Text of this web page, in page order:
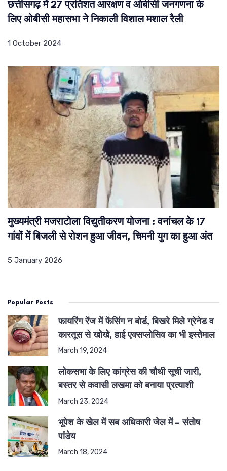
छत्तीसगढ़ में 27 प्रतिशत आरक्षण व ओबीसी जनगणना के
लिए ओबीसी महासभा ने निकाली विशाल मशाल रैली
1 October 2024
मुख्यमंत्री मजराटोला विद्युतीकरण योजना : वनांचल के 17
गांवों में बिजली से रोशन हुआ जीवन, चिमनी युग का हुआ अंत
5 January 2026
Popular Posts
फायरिंग रेंज में फेंसिंग न बोर्ड, बिखरे मिले ग्रेनेड व
कारतूस से खोखे, हाई एक्सप्लोसिव का भी इस्तेमाल
March 19, 2024
लोकसभा के लिए कांग्रेस की चौथी सूची जारी,
बस्तर से कवासी लखमा को बनाया प्रत्याशी
March 23, 2024
भूपेश के खेल में सब अधिकारी जेल में – संतोष
पांडेय
March 18, 2024